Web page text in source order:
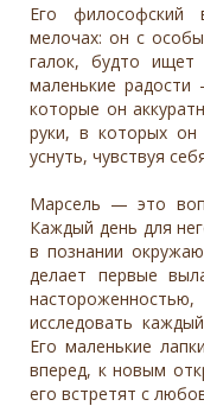
Его философский
мелочах: он с
галок, будто
маленькие
которые он
руки, в которых
уснуть, чувствуя
Марсель — это
Каждый день для
в познании
делает первые
исследовать
Его маленькие
вперед, к новым
его встретят с